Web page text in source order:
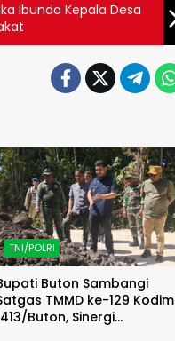
Ibunda Kepala Desa
TNI/POLRI
Buton Sambangi
TMMD ke-129 Kodim
Buton, Sinergi